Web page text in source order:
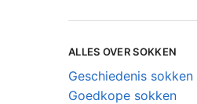
ALLES OVER SOKKEN
Geschiedenis sokken
Goedkope sokken